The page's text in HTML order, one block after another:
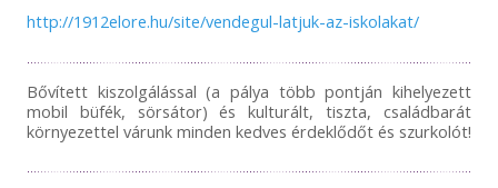
http://1912elore.hu/site/vendegul-latjuk-az-iskolakat/
Bővített kiszolgálással (a pálya több pontján kihelyezett
mobil büfék, sörsátor) és kulturált, tiszta, családbarát
környezettel várunk minden kedves érdeklődőt és szurkolót!